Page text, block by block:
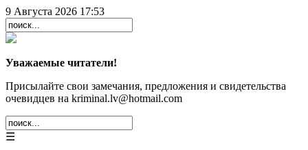
9 Августа 2026 17:53
Уважаемые читатели!
Присылайте свои замечания, предложения и свидетельства
очевидцев на kriminal.lv@hotmail.com
☰